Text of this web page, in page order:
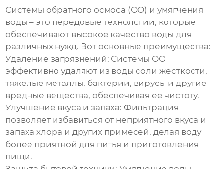
Системы обратного осмоса (ОО) и умягчения
воды – это передовые технологии, которые
обеспечивают высокое качество воды для
различных нужд. Вот основные преимущества:
Удаление загрязнений: Системы ОО
эффективно удаляют из воды соли жесткости,
тяжелые металлы, бактерии, вирусы и другие
вредные вещества, обеспечивая ее чистоту.
Улучшение вкуса и запаха: Фильтрация
позволяет избавиться от неприятного вкуса и
запаха хлора и других примесей, делая воду
более приятной для питья и приготовления
пищи.